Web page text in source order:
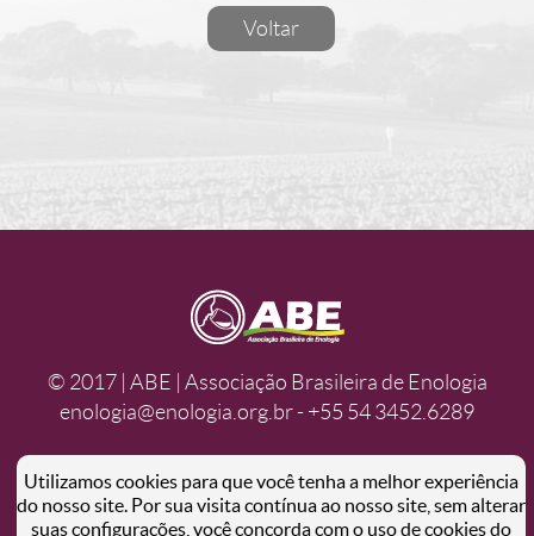
Voltar
© 2017 | ABE | Associação Brasileira de Enologia
enologia@enologia.org.br - +55 54 3452.6289
Utilizamos cookies para que você tenha a melhor experiência
do nosso site. Por sua visita contínua ao nosso site, sem alterar
suas configurações, você concorda com o uso de cookies do